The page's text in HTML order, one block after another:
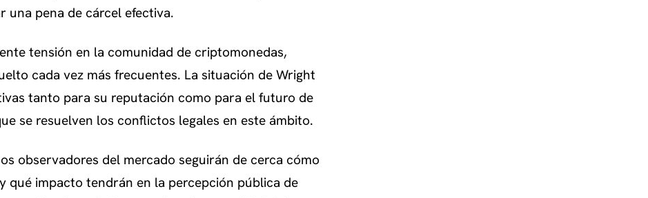
una pena de cárcel efectiva.
tensión en la comunidad de criptomonedas,
cada vez más frecuentes. La situación de Wright
tanto para su reputación como para el futuro de
se resuelven los conflictos legales en este ámbito.
observadores del mercado seguirán de cerca cómo
qué impacto tendrán en la percepción pública de